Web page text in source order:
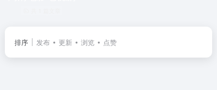
排序 发布 更新 浏览 点赞